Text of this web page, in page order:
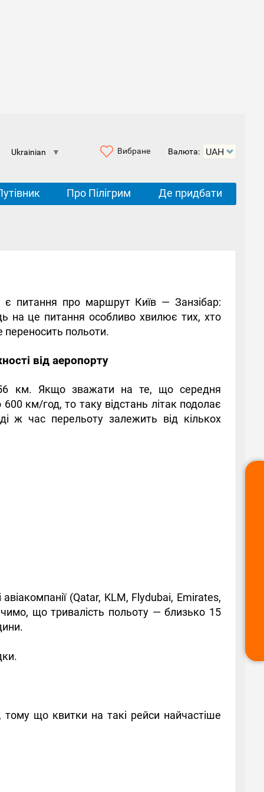
Ukrainian ▼ Вибране Валюта:
Про Пілігрим Де придбати
є питання про маршрут Київ — Занзібар:
на це питання особливо хвилює тих, хто
польоти.
від аеропорту
км. Якщо зважати на те, що середня
км/год, то таку відстань літак подолає
ж час перельоту залежить від кількох
(Qatar, KLM, Flydubai, Emirates,
що тривалість польоту — близько 15
що квитки на такі рейси найчастіше